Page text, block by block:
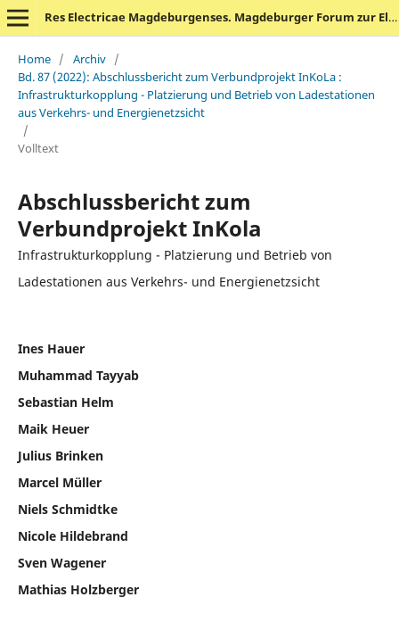
Res Electricae Magdeburgenses. Magdeburger Forum zur Elektrotechnik
Home / Archiv /
Bd. 87 (2022): Abschlussbericht zum Verbundprojekt InKoLa :
Infrastrukturkopplung - Platzierung und Betrieb von Ladestationen
aus Verkehrs- und Energienetzsicht
/
Volltext
Abschlussbericht zum
Verbundprojekt InKola
Infrastrukturkopplung - Platzierung und Betrieb von
Ladestationen aus Verkehrs- und Energienetzsicht
Ines Hauer
Muhammad Tayyab
Sebastian Helm
Maik Heuer
Julius Brinken
Marcel Müller
Niels Schmidtke
Nicole Hildebrand
Sven Wagener
Mathias Holzberger